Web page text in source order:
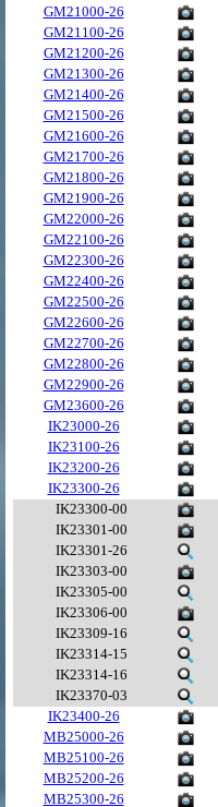
GM21000-26
GM21100-26
GM21200-26
GM21300-26
GM21400-26
GM21500-26
GM21600-26
GM21700-26
GM21800-26
GM21900-26
GM22000-26
GM22100-26
GM22300-26
GM22400-26
GM22500-26
GM22600-26
GM22700-26
GM22800-26
GM22900-26
GM23600-26
IK23000-26
IK23100-26
IK23200-26
IK23300-26
IK23300-00
IK23301-00
IK23301-26
IK23303-00
IK23305-00
IK23306-00
IK23309-16
IK23314-15
IK23314-16
IK23370-03
IK23400-26
MB25000-26
MB25100-26
MB25200-26
MB25300-26